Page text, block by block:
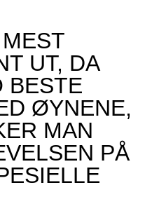
UT, DA
BESTE
ØYNENE,
MAN
PÅ